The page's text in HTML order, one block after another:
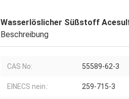
Wasserlöslicher Süßstoff
Beschreibung
CAS No: 55589-62-3
EINECS nein.: 259-715-3